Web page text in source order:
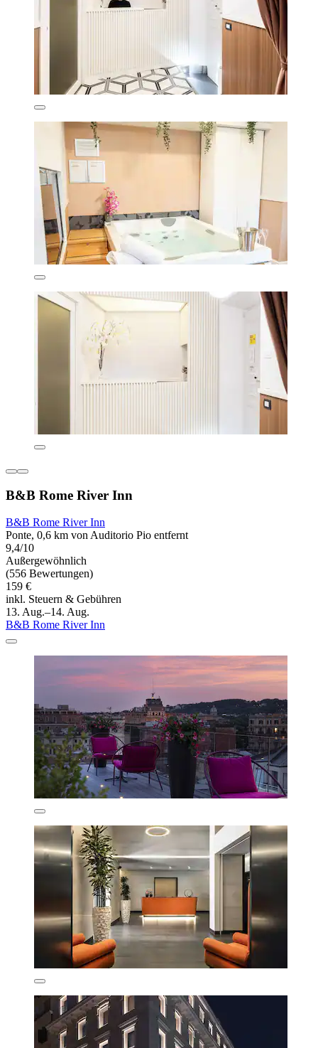
B&B Rome River Inn
B&B Rome River Inn
Ponte, 0,6 km von Auditorio Pio entfernt
9,4/10
Außergewöhnlich
(556 Bewertungen)
159 €
inkl. Steuern & Gebühren
13. Aug.–14. Aug.
B&B Rome River Inn